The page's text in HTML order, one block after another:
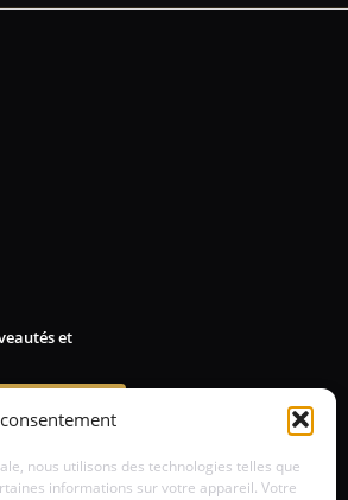
nous utilisons des technologies telles que
informations sur votre appareil. Votre
et